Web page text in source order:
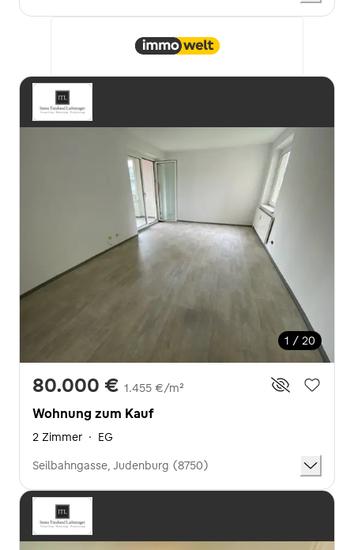
1 / 20
80.000 € 1.455 €/m²
Wohnung zum Kauf
2 Zimmer · EG
Seilbahngasse, Judenburg (8750)